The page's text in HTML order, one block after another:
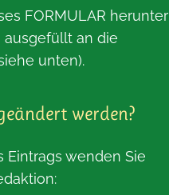
FORMULAR herunter
ausgefüllt an die
unten).
werden?
Eintrags wenden Sie